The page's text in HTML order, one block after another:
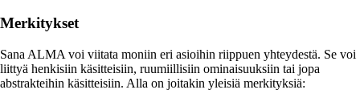
Merkitykset
Sana ALMA voi viitata moniin eri asioihin riippuen yhteydestä. Se voi
liittyä henkisiin käsitteisiin, ruumiillisiin ominaisuuksiin tai jopa
abstrakteihin käsitteisiin. Alla on joitakin yleisiä merkityksiä: